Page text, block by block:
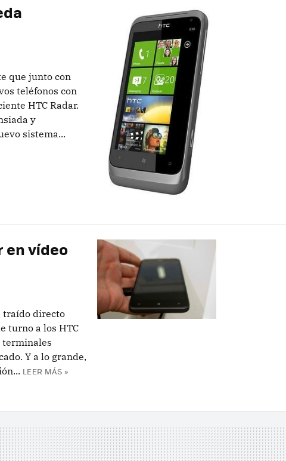
que junto con
teléfonos con
HTC Radar.
y
sistema...
en vídeo
traído directo
turno a los HTC
terminales
Y a lo grande,
LEER MÁS »